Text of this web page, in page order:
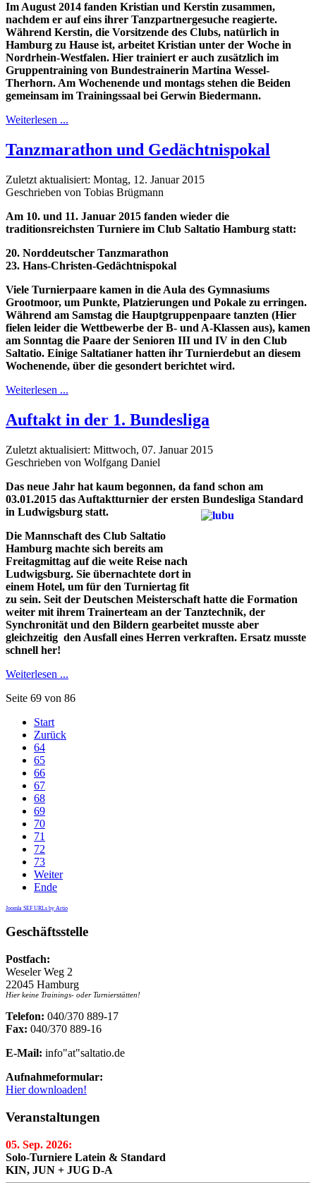
Im August 2014 fanden Kristian und Kerstin zusammen,
nachdem er auf eins ihrer Tanzpartnergesuche reagierte.
Während Kerstin, die Vorsitzende des Clubs, natürlich in
Hamburg zu Hause ist, arbeitet Kristian unter der Woche in
Nordrhein-Westfalen. Hier trainiert er auch zusätzlich im
Gruppentraining von Bundestrainerin Martina Wessel-
Therhorn. Am Wochenende und montags stehen die Beiden
gemeinsam im Trainingssaal bei Gerwin Biedermann.
Weiterlesen ...
Tanzmarathon und Gedächtnispokal
Zuletzt aktualisiert: Montag, 12. Januar 2015
Geschrieben von Tobias Brügmann
Am 10. und 11. Januar 2015 fanden wieder die
traditionsreichsten Turniere im Club Saltatio Hamburg statt:
20. Norddeutscher Tanzmarathon
23. Hans-Christen-Gedächtnispokal
Viele Turnierpaare kamen in die Aula des Gymnasiums
Grootmoor, um Punkte, Platzierungen und Pokale zu erringen.
Während am Samstag die Hauptgruppenpaare tanzten (Hier
fielen leider die Wettbewerbe der B- und A-Klassen aus), kamen
am Sonntag die Paare der Senioren III und IV in den Club
Saltatio. Einige Saltatianer hatten ihr Turnierdebut an diesem
Wochenende, über die gesondert berichtet wird.
Weiterlesen ...
Auftakt in der 1. Bundesliga
Zuletzt aktualisiert: Mittwoch, 07. Januar 2015
Geschrieben von Wolfgang Daniel
Das neue Jahr hat kaum begonnen, da fand schon am
03.01.2015 das Auftaktturnier der ersten Bundesliga Standard
in Ludwigsburg statt.
Die Mannschaft des Club Saltatio
Hamburg machte sich bereits am
Freitagmittag auf die weite Reise nach
Ludwigsburg. Sie übernachtete dort in
einem Hotel, um für den Turniertag fit
zu sein. Seit der Deutschen Meisterschaft hatte die Formation
weiter mit ihrem Trainerteam an der Tanztechnik, der
Synchronität und den Bildern gearbeitet musste aber
gleichzeitig den Ausfall eines Herren verkraften. Ersatz musste
schnell her!
Weiterlesen ...
Seite 69 von 86
Start
Zurück
64
65
66
67
68
69
70
71
72
73
Weiter
Ende
Joomla SEF URLs by Artio
Geschäftsstelle
Postfach:
Weseler Weg 2
22045 Hamburg
Hier keine Trainings- oder Turnierstätten!
Telefon: 040/370 889-17
Fax: 040/370 889-16
E-Mail: info"at"saltatio.de
Aufnahmeformular:
Hier downloaden!
Veranstaltungen
05. Sep. 2026:
Solo-Turniere Latein & Standard
KIN, JUN + JUG D-A